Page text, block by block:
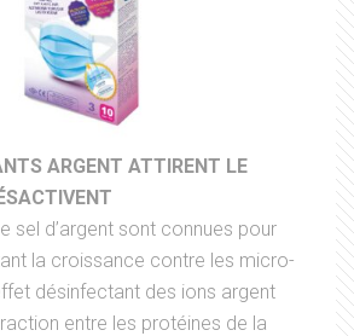
ARGENT ATTIRENT LE
sel d’argent sont connues pour
la croissance contre les micro-
désinfectant des ions argent
entre les protéines de la